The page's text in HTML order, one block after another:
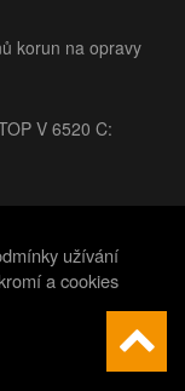
korun na opravy
V 6520 C:
užívání
a cookies